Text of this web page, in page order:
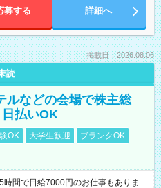
募する 詳細へ
掲載日：2026.08.06
読
ルなどの会場で株主総
払いOK
OK 大学生歓迎
ブランクOK
間で日給7000円のお仕事もありま